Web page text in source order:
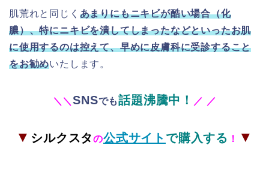
肌荒れと同じく あまりにもニキビが酷い場合（化
膿）、特にニキビを潰してしまったなどといったお肌
に使用するのは控えて、早めに皮膚科に受診すること
をお勧めいたします。
＼ ＼SNSでも話題沸騰中！ ／ ／
▼ シルクスタの公式サイト で購入する ！ ▼